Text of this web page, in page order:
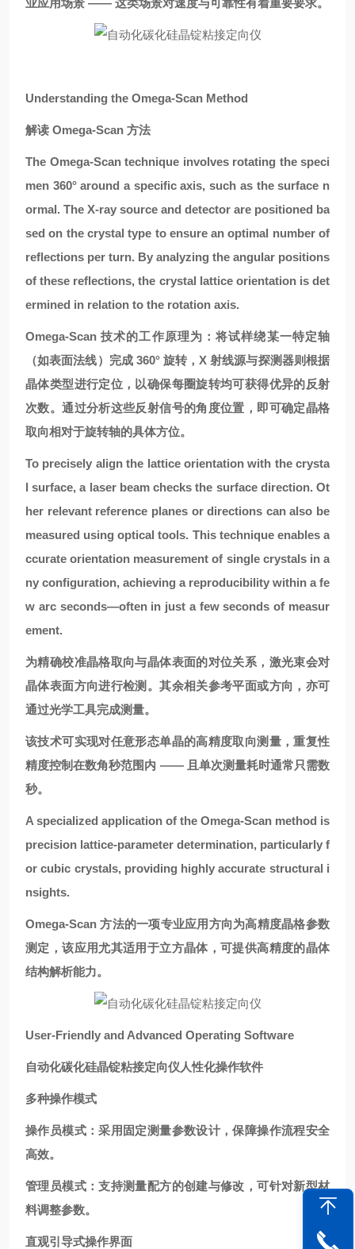
业应用场景 —— 这类场景对速度与可靠性有着重要要求。
Understanding the Omega-Scan Method
解读 Omega-Scan 方法
The Omega-Scan technique involves rotating the speci
men 360° around a specific axis, such as the surface n
ormal. The X-ray source and detector are positioned ba
sed on the crystal type to ensure an optimal number of
reflections per turn. By analyzing the angular positions
of these reflections, the crystal lattice orientation is det
ermined in relation to the rotation axis.
Omega-Scan 技术的工作原理为：将试样绕某一特定轴
（如表面法线）完成 360° 旋转，X 射线源与探测器则根据
晶体类型进行定位，以确保每圈旋转均可获得优异的反射
次数。通过分析这些反射信号的角度位置，即可确定晶格
取向相对于旋转轴的具体方位。
To precisely align the lattice orientation with the crysta
l surface, a laser beam checks the surface direction. Ot
her relevant reference planes or directions can also be
measured using optical tools. This technique enables a
ccurate orientation measurement of single crystals in a
ny configuration, achieving a reproducibility within a fe
w arc seconds—often in just a few seconds of measur
ement.
为精确校准晶格取向与晶体表面的对位关系，激光束会对
晶体表面方向进行检测。其余相关参考平面或方向，亦可
通过光学工具完成测量。
该技术可实现对任意形态单晶的高精度取向测量，重复性
精度控制在数角秒范围内 —— 且单次测量耗时通常只需数
秒。
A specialized application of the Omega-Scan method is
precision lattice-parameter determination, particularly f
or cubic crystals, providing highly accurate structural i
nsights.
Omega-Scan 方法的一项专业应用方向为高精度晶格参数
测定，该应用尤其适用于立方晶体，可提供高精度的晶体
结构解析能力。
User-Friendly and Advanced Operating Software
自动化碳化硅晶锭粘接定向仪 人性化操作软件
多种操作模式
操作员模式：采用固定测量参数设计，保障操作流程安全
高效。
管理员模式：支持测量配方的创建与修改，可针对新型材
料调整参数。
直观引导式操作界面